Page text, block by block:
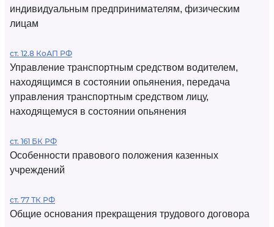
индивидуальным предпринимателям, физическим
лицам
ст. 12.8 КоАП РФ
Управление транспортным средством водителем,
находящимся в состоянии опьянения, передача
управления транспортным средством лицу,
находящемуся в состоянии опьянения
ст. 161 БК РФ
Особенности правового положения казенных
учреждений
ст. 77 ТК РФ
Общие основания прекращения трудового договора